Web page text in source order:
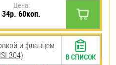
Цена:
34р. 60коп.
и фланцем
304)
В СПИСОК